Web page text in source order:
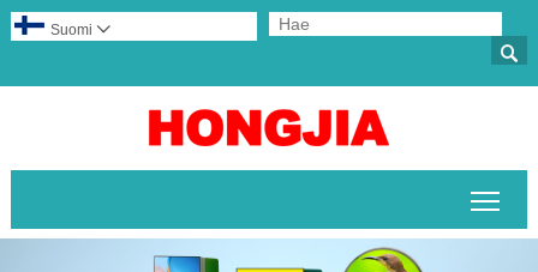

Suomi 